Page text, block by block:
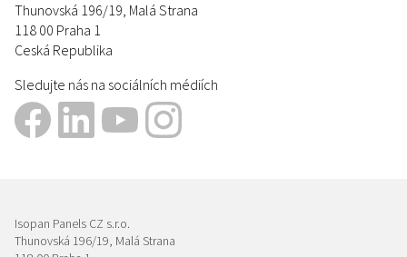
Thunovská 196/19, Malá Strana
118 00 Praha 1
Ceská Republika
Sledujte nás na sociálních médiích
Isopan Panels CZ s.r.o.
Thunovská 196/19, Malá Strana